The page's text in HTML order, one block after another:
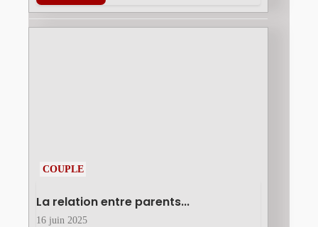
COUPLE
La relation entre parents...
16 juin 2025